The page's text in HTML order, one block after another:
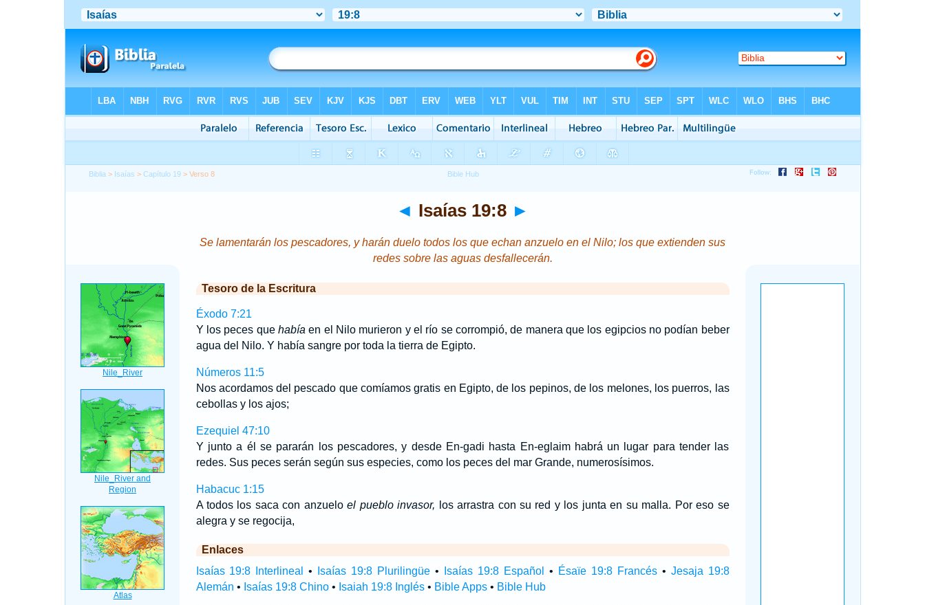
Biblia > Isaías >Capítulo 19 > Verso 8
◄ Isaías 19:8 ►
Se lamentarán los pescadores, y harán duelo todos los que echan anzuelo en el Nilo; los que extienden sus
redes sobre las aguas desfallecerán.
Tesoro de la Escritura
Éxodo 7:21
Y los peces que había en el Nilo murieron y el río se corrompió, de manera que los egipcios no podían beber
agua del Nilo. Y había sangre por toda la tierra de Egipto.
Números 11:5
Nos acordamos del pescado que comíamos gratis en Egipto, de los pepinos, de los melones, los puerros, las
cebollas y los ajos;
Ezequiel 47:10
Y junto a él se pararán los pescadores, y desde En-gadi hasta En-eglaim habrá un lugar para tender las
redes. Sus peces serán según sus especies, como los peces del mar Grande, numerosísimos.
Habacuc 1:15
A todos los saca con anzueloel pueblo invasor, los arrastra con su red y los junta en su malla. Por eso se
alegra y se regocija,
Enlaces
Isaías 19:8 Interlineal
• Isaías 19:8 Plurilingüe • Isaías 19:8 Español • Ésaïe 19:8 Francés• Jesaja 19:8
Alemán • Isaías 19:8 Chino• Isaiah 19:8 Inglés• Bible Apps• Bible Hub